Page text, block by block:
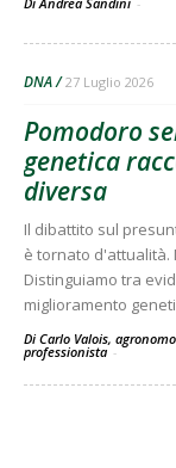
DNA 27 Luglio 2026
Pomodoro
genetica
diversa
Il dibattito sul
è tornato d'attualità.
Distinguiamo tra
miglioramento
Di Carlo Valois,
professionista -